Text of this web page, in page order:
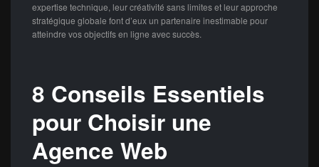
expertise technique, leur créativité sans limites et leur approche
stratégique globale font d’eux un partenaire inestimable pour
atteindre vos objectifs en ligne avec succès.
8 Conseils Essentiels
pour Choisir une
Agence Web